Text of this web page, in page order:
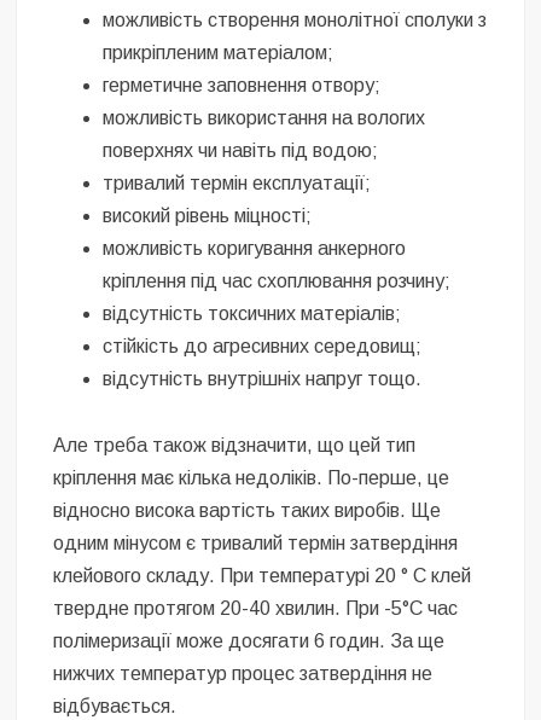
можливість створення монолітної сполуки з
прикріпленим матеріалом;
герметичне заповнення отвору;
можливість використання на вологих
поверхнях чи навіть під водою;
тривалий термін експлуатації;
високий рівень міцності;
можливість коригування анкерного
кріплення під час схоплювання розчину;
відсутність токсичних матеріалів;
стійкість до агресивних середовищ;
відсутність внутрішніх напруг тощо.
Але треба також відзначити, що цей тип
кріплення має кілька недоліків. По-перше, це
відносно висока вартість таких виробів. Ще
одним мінусом є тривалий термін затвердіння
клейового складу. При температурі 20 ° C клей
твердне протягом 20-40 хвилин. При -5°C час
полімеризації може досягати 6 годин. За ще
нижчих температур процес затвердіння не
відбувається.